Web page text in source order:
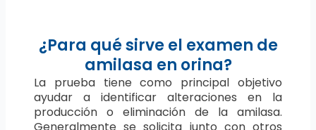
¿Para qué sirve el examen de
amilasa en orina?
La prueba tiene como principal objetivo
ayudar a identificar alteraciones en la
producción o eliminación de la amilasa.